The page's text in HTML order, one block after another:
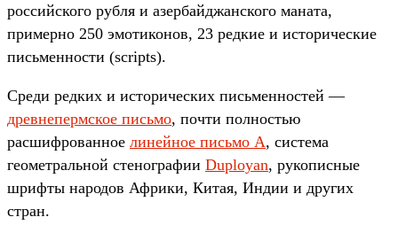
российского рубля и азербайджанского маната,
примерно 250 эмотиконов, 23 редкие и исторические
письменности (scripts).
Среди редких и исторических письменностей —
древнепермское письмо, почти полностью
расшифрованное линейное письмо А, система
геометральной стенографии Duployan, рукописные
шрифты народов Африки, Китая, Индии и других
стран.